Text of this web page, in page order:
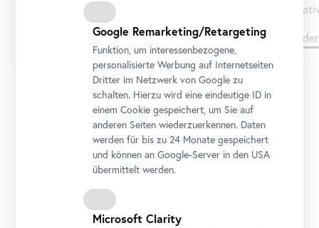
Zu den Programmen
Zu
1/3
Google Remarketing/Retargeting
Funktion, um interessenbezogene,
personalisierte Werbung auf Internetseiten
Dritter im Netzwerk von Google zu
schalten. Hierzu wird eine eindeutige ID in
einem Cookie gespeichert, um Sie auf
anderen Seiten wiederzuerkennen. Daten
werden für bis zu 24 Monate gespeichert
und können an Google-Server in den USA
übermittelt werden.
Microsoft Clarity